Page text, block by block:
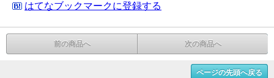
はてなブックマークに登録する
前の商品へ 次の商品へ
ページの先頭へ戻る